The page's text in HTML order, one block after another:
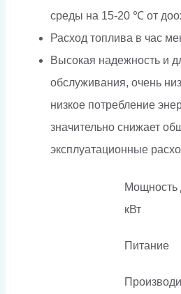
среды на 15-20 ℃ от
Расход топлива в час
Высокая надежность и
обслуживания, очень
низкое потребление
значительно снижает
эксплуатационные
Мощность
кВт
Питание